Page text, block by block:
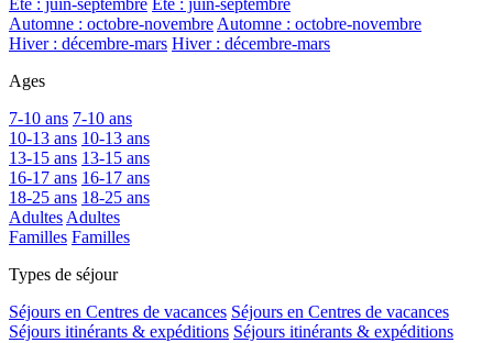
Été : juin-septembre Été : juin-septembre
Automne : octobre-novembre Automne : octobre-novembre
Hiver : décembre-mars Hiver : décembre-mars
Ages
7-10 ans 7-10 ans
10-13 ans 10-13 ans
13-15 ans 13-15 ans
16-17 ans 16-17 ans
18-25 ans 18-25 ans
Adultes Adultes
Familles Familles
Types de séjour
Séjours en Centres de vacances Séjours en Centres de vacances
Séjours itinérants & expéditions Séjours itinérants & expéditions